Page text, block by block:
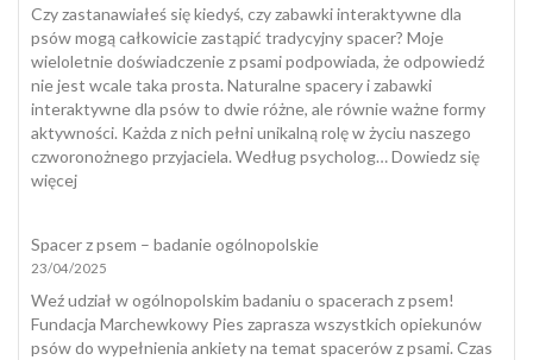
dlaczego
pies
zjada
odchody
i
jak
skutecznie
Czy zastanawiałeś się kiedyś, czy zabawki interaktywne dla
psów mogą całkowicie zastąpić tradycyjny spacer? Moje
wieloletnie doświadczenie z psami podpowiada, że odpowiedź
nie jest wcale taka prosta. Naturalne spacery i zabawki
interaktywne dla psów to dwie różne, ale równie ważne formy
aktywności. Każda z nich pełni unikalną rolę w życiu naszego
czworonożnego przyjaciela. Według psycholog…Dowiedz się
więcej:
dla
psów
a
naturalny
spacer
Spacer z psem – badanie ogólnopolskie
23/04/2025
Weź udział w ogólnopolskim badaniu o spacerach z psem!
Fundacja Marchewkowy Pies zaprasza wszystkich opiekunów
psów do wypełnienia ankiety na temat spacerów z psami. Czas